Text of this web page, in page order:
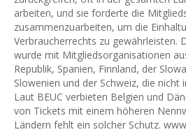
arbeiten, und sie forderte die
zusammenzuarbeiten, um die
Verbraucherrechts zu gewährleisten.
wurde mit Mitgliedsorganisationen
Republik, Spanien, Finnland, der
Slowenien und der Schweiz, die nicht
Laut BEUC verbieten Belgien und
von Tickets mit einem höheren
Ländern fehlt ein solcher Schutz.